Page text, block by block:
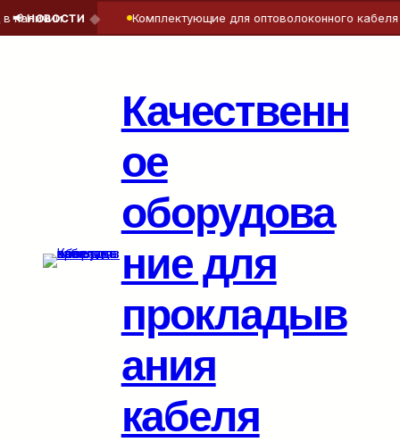
Качественн
ое
оборудова
ние для
прокладыв
ания
кабеля
📢 НОВОСТИ
◆ Комплектующие для оптоволоконного кабеля